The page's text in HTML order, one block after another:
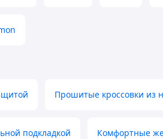
Прошитые кроссовки из
подкладкой Комфортные